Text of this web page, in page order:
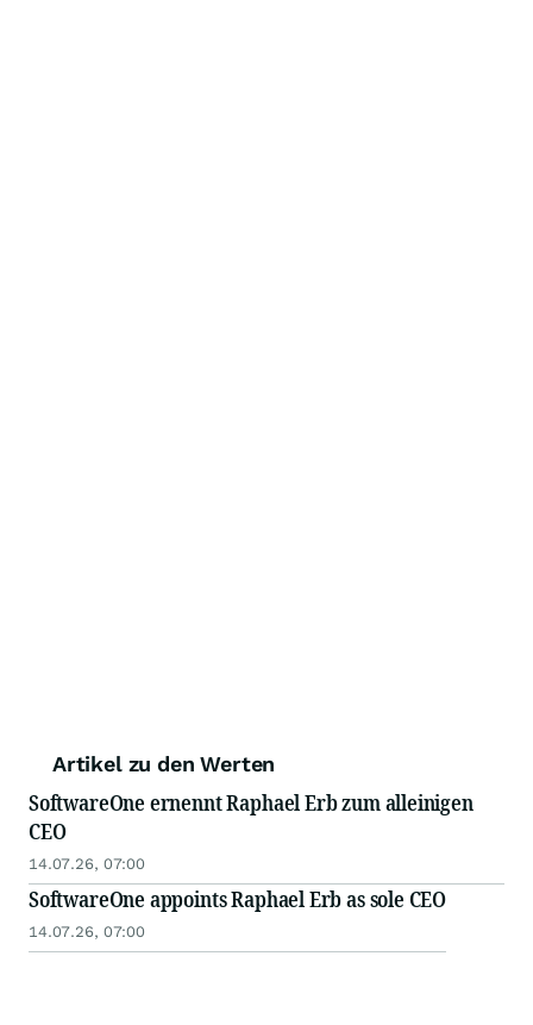
Artikel zu den Werten
SoftwareOne ernennt Raphael Erb zum alleinigen
CEO
14.07.26, 07:00
SoftwareOne appoints Raphael Erb as sole CEO
14.07.26, 07:00